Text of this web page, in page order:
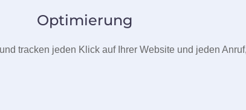
Optimierung
tracken jeden Klick auf Ihrer Website und jeden